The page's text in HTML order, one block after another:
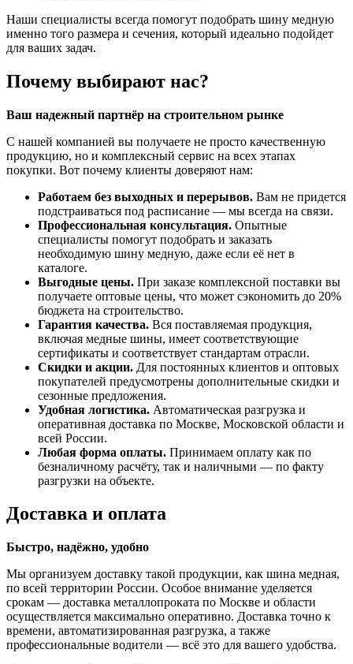
Наши специалисты всегда помогут подобрать шину медную
именно того размера и сечения, который идеально подойдет
для ваших задач.
Почему выбирают нас?
Ваш надежный партнёр на строительном рынке
С нашей компанией вы получаете не просто качественную
продукцию, но и комплексный сервис на всех этапах
покупки. Вот почему клиенты доверяют нам:
Работаем без выходных и перерывов. Вам не придется
подстраиваться под расписание — мы всегда на связи.
Профессиональная консультация. Опытные
специалисты помогут подобрать и заказать
необходимую шину медную, даже если её нет в
каталоге.
Выгодные цены. При заказе комплексной поставки вы
получаете оптовые цены, что может сэкономить до 20%
бюджета на строительство.
Гарантия качества. Вся поставляемая продукция,
включая медные шины, имеет соответствующие
сертификаты и соответствует стандартам отрасли.
Скидки и акции. Для постоянных клиентов и оптовых
покупателей предусмотрены дополнительные скидки и
сезонные предложения.
Удобная логистика. Автоматическая разгрузка и
оперативная доставка по Москве, Московской области и
всей России.
Любая форма оплаты. Принимаем оплату как по
безналичному расчёту, так и наличными — по факту
разгрузки на объекте.
Доставка и оплата
Быстро, надёжно, удобно
Мы организуем доставку такой продукции, как шина медная,
по всей территории России. Особое внимание уделяется
срокам — доставка металлопроката по Москве и области
осуществляется максимально оперативно. Доставка точно к
времени, автоматизированная разгрузка, а также
профессиональные водители — всё это для вашего удобства.